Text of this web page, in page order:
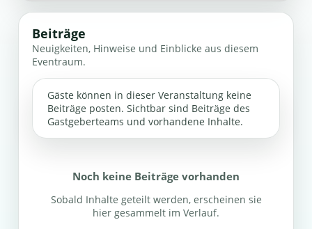
Beiträge
Neuigkeiten, Hinweise und Einblicke aus diesem
Eventraum.
Gäste können in dieser Veranstaltung keine
Beiträge posten. Sichtbar sind Beiträge des
Gastgeberteams und vorhandene Inhalte.
Noch keine Beiträge vorhanden
Sobald Inhalte geteilt werden, erscheinen sie
hier gesammelt im Verlauf.